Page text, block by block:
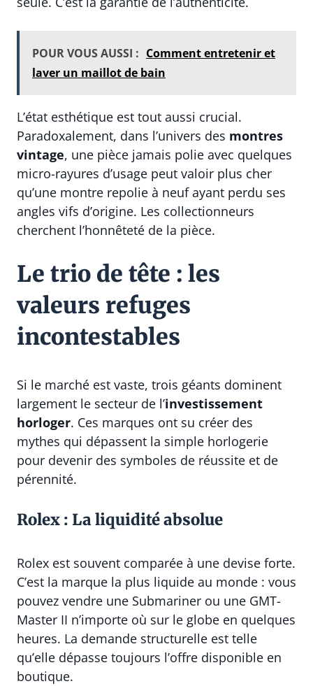
POUR VOUS AUSSI : Comment entretenir et
laver un maillot de bain
L’état esthétique est tout aussi crucial.
Paradoxalement, dans l’univers des montres
vintage, une pièce jamais polie avec quelques
micro-rayures d’usage peut valoir plus cher
qu’une montre repolie à neuf ayant perdu ses
angles vifs d’origine. Les collectionneurs
cherchent l’honnêteté de la pièce.
Le trio de tête : les
valeurs refuges
incontestables
Si le marché est vaste, trois géants dominent
largement le secteur de l’investissement
horloger. Ces marques ont su créer des
mythes qui dépassent la simple horlogerie
pour devenir des symboles de réussite et de
pérennité.
Rolex : La liquidité absolue
Rolex est souvent comparée à une devise forte.
C’est la marque la plus liquide au monde : vous
pouvez vendre une Submariner ou une GMT-
Master II n’importe où sur le globe en quelques
heures. La demande structurelle est telle
qu’elle dépasse toujours l’offre disponible en
boutique.